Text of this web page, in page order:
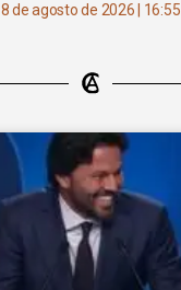
8 de agosto de 2026 16:55